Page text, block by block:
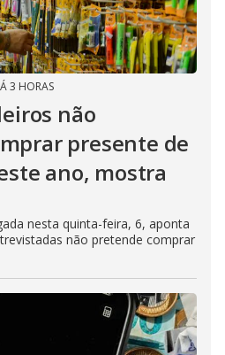
3 HORAS
não
presente de
ano, mostra
nesta quinta-feira, 6, aponta
não pretende comprar